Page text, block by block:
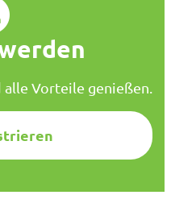
Vorteile genießen.